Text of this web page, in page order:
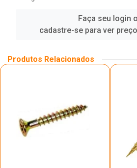
Faça seu login
cadastre-se para ver
Produtos Relacionados